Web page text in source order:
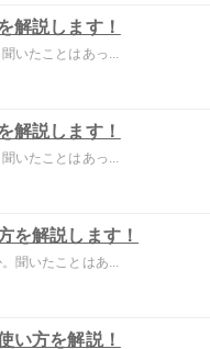
解説します！
いたことはあっ...
解説します！
いたことはあっ...
を解説します！
聞いたことはあ...
い方を解説！